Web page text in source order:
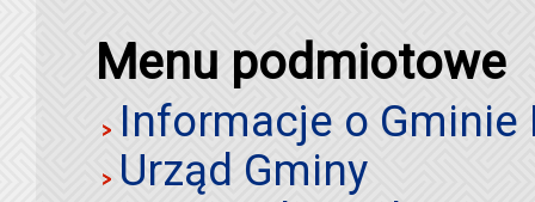
Menu podmiotowe
Informacje o Gminie
Urząd Gminy